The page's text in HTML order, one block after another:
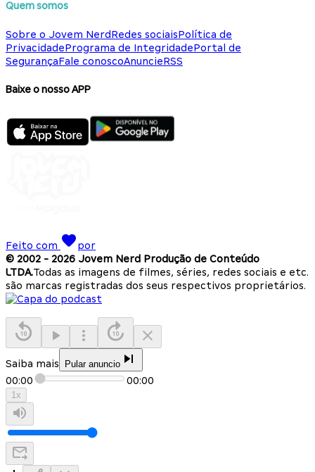
Quem somos
Sobre o Jovem NerdRedes sociaisPolítica de
PrivacidadePrograma de IntegridadePortal de
SegurançaFale conoscoAnuncieRSS
Baixe o nosso APP
Feito com
por
© 2002 - 2026 Jovem Nerd Produção de Conteúdo
LTDA.Todas as imagens de filmes, séries, redes sociais e etc.
são marcas registradas dos seus respectivos proprietários.
Saiba mais Pular anuncio
00:00 00:00
1x